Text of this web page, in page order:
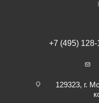
+7 (495) 128-
129323, г.